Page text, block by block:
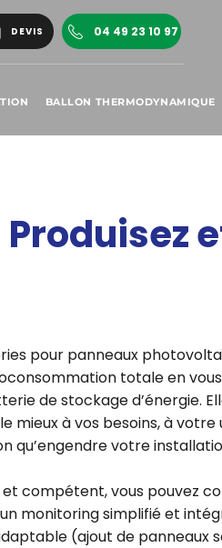
DEVIS 04 49 23 10 97
BALLON THERMODYNAMIQUE
pour panneaux
totale en
de stockage d’énergie.
mieux à vos besoins, à votre
qu’engendre votre
compétent, vous pouvez
monitoring simplifié et
(ajout de panneaux